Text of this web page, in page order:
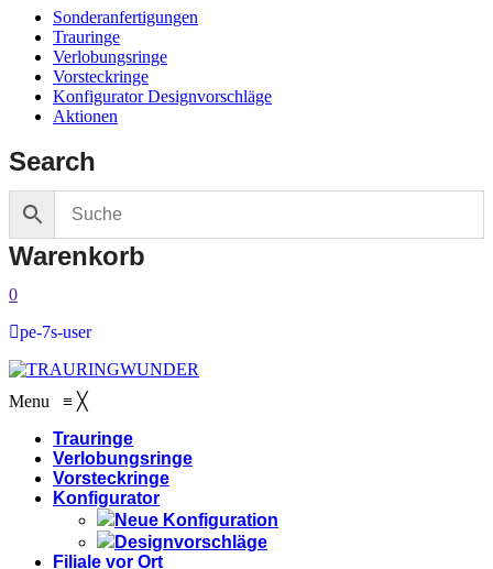
Sonderanfertigungen
Trauringe
Verlobungsringe
Vorsteckringe
Konfigurator Designvorschläge
Aktionen
Search
Warenkorb
0
pe-7s-user
Menu ≡ ╳
Trauringe
Verlobungsringe
Vorsteckringe
Konfigurator
Neue Konfiguration
Designvorschläge
Filiale vor Ort